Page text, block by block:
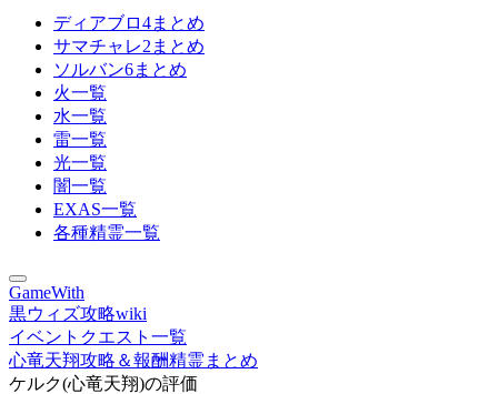
ディアブロ4まとめ
サマチャレ2まとめ
ソルバン6まとめ
火一覧
水一覧
雷一覧
光一覧
闇一覧
EXAS一覧
各種精霊一覧
GameWith
黒ウィズ攻略wiki
イベントクエスト一覧
心竜天翔攻略＆報酬精霊まとめ
ケルク(心竜天翔)の評価